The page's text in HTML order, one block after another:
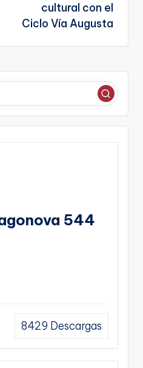
cultural con el
Ciclo Vía Augusta
544
8429 Descargas